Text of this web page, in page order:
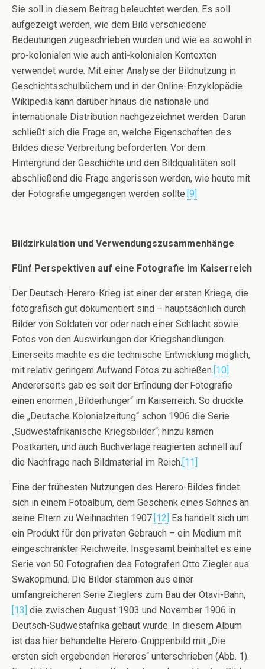
Sie soll in diesem Beitrag beleuchtet werden. Es soll
aufgezeigt werden, wie dem Bild verschiedene
Bedeutungen zugeschrieben wurden und wie es sowohl in
pro-kolonialen wie auch anti-kolonialen Kontexten
verwendet wurde. Mit einer Analyse der Bildnutzung in
Geschichtsschulbüchern und in der Online-Enzyklopädie
Wikipedia kann darüber hinaus die nationale und
internationale Distribution nachgezeichnet werden. Daran
schließt sich die Frage an, welche Eigenschaften des
Bildes diese Verbreitung beförderten. Vor dem
Hintergrund der Geschichte und den Bildqualitäten soll
abschließend die Frage angerissen werden, wie heute mit
der Fotografie umgegangen werden sollte.[9]
Bildzirkulation und Verwendungszusammenhänge
Fünf Perspektiven auf eine Fotografie im Kaiserreich
Der Deutsch-Herero-Krieg ist einer der ersten Kriege, die
fotografisch gut dokumentiert sind – hauptsächlich durch
Bilder von Soldaten vor oder nach einer Schlacht sowie
Fotos von den Auswirkungen der Kriegshandlungen.
Einerseits machte es die technische Entwicklung möglich,
mit relativ geringem Aufwand Fotos zu schießen.[10]
Andererseits gab es seit der Erfindung der Fotografie
einen enormen „Bilderhunger“ im Kaiserreich. So druckte
die „Deutsche Kolonialzeitung“ schon 1906 die Serie
„Südwestafrikanische Kriegsbilder“; hinzu kamen
Postkarten, und auch Buchverlage reagierten schnell auf
die Nachfrage nach Bildmaterial im Reich.[11]
Eine der frühesten Nutzungen des Herero-Bildes findet
sich in einem Fotoalbum, dem Geschenk eines Sohnes an
seine Eltern zu Weihnachten 1907.[12] Es handelt sich um
ein Produkt für den privaten Gebrauch – ein Medium mit
eingeschränkter Reichweite. Insgesamt beinhaltet es eine
Serie von 50 Fotografien des Fotografen Otto Ziegler aus
Swakopmund. Die Bilder stammen aus einer
umfangreicheren Serie Zieglers zum Bau der Otavi-Bahn,
[13] die zwischen August 1903 und November 1906 in
Deutsch-Südwestafrika gebaut wurde. In diesem Album
ist das hier behandelte Herero-Gruppenbild mit „Die
ersten sich ergebenden Hereros“ unterschrieben (Abb. 1).